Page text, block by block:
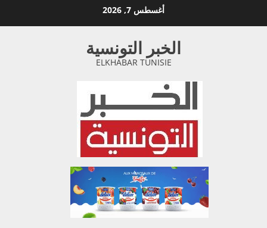
أغسطس 7, 2026
الخبر التونسية
ELKHABAR TUNISIE